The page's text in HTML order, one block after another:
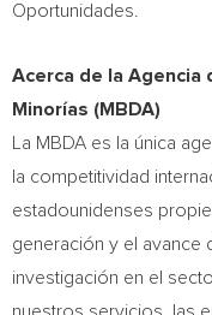
Oportunidades.
Acerca de la Agencia
Minorías (MBDA)
La MBDA es la única
la competitividad
estadounidenses
generación y el avance
investigación en el